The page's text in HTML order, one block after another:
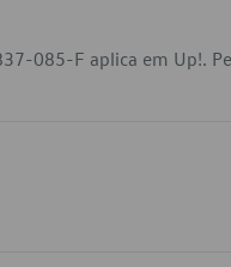
085-F aplica em Up!.